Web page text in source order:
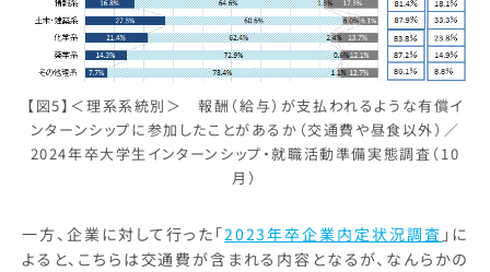
【図5】＜理系系統別＞ 報酬（給与）が支払われるような有償イ
ンターンシップに参加したことがあるか（交通費や昼食以外）／
2024年卒大学生インターンシップ・就職活動準備実態調査（10
月）
一方、企業に対して行った「2023年卒企業内定状況調査 」に
よると、こちらは交通費が含まれる内容となるが、なんらかの